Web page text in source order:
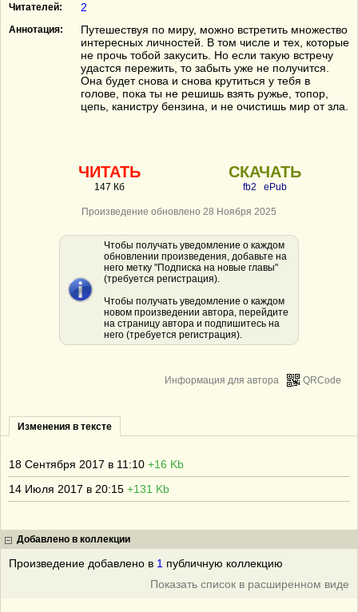
Читателей: 2
Аннотация:
Путешествуя по миру, можно встретить множество
интересных личностей. В том числе и тех, которые
не прочь тобой закусить. Но если такую встречу
удастся пережить, то забыть уже не получится.
Она будет снова и снова крутиться у тебя в
голове, пока ты не решишь взять ружье, топор,
цепь, канистру бензина, и не очистишь мир от зла.
ЧИТАТЬ
147 Кб
СКАЧАТЬ
fb2 ePub
Произведение обновлено 28 Ноября 2025
Чтобы получать уведомление о каждом
обновлении произведения, добавьте на
него метку "Подписка на новые главы"
(требуется регистрация).
Чтобы получать уведомление о каждом
новом произведении автора, перейдите
на страницу автора и подпишитесь на
него (требуется регистрация).
QRCode
Информация для автора
Изменения в тексте
18 Сентября 2017 в 11:10 +16 Kb
14 Июля 2017 в 20:15 +131 Kb
Добавлено в коллекции
Произведение добавлено в 1 публичную коллекцию
Показать список в расширенном виде